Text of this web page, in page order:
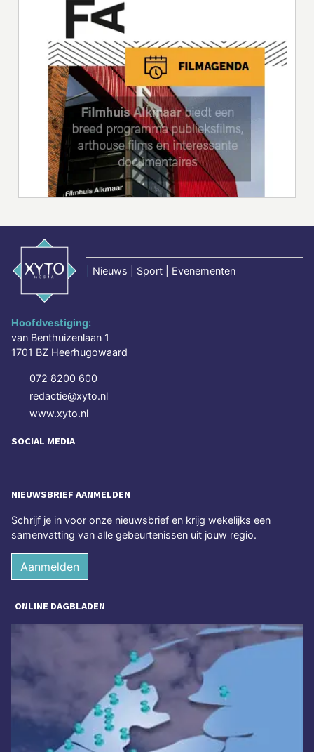
Nieuws | Sport | Evenementen
Hoofdvestiging:
van Benthuizenlaan 1
1701 BZ Heerhugowaard
072 8200 600
redactie@xyto.nl
www.xyto.nl
SOCIAL MEDIA
NIEUWSBRIEF AANMELDEN
Schrijf je in voor onze nieuwsbrief en krijg wekelijks een
samenvatting van alle gebeurtenissen uit jouw regio.
Aanmelden
ONLINE DAGBLADEN